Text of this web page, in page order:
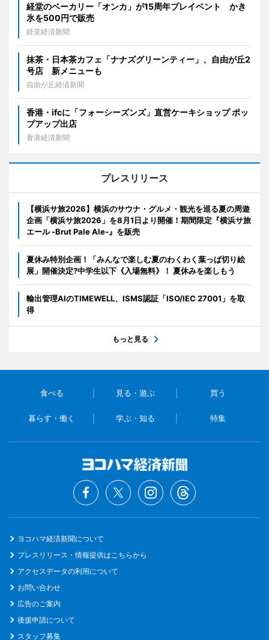
経堂のベーカリー「オンカ」が15周年プレイベント かき
氷を500円で販売
経堂経済新聞
抹茶・日本茶カフェ「ナナズグリーンティー」、自由が丘2
号店 新メニューも
自由が丘経済新聞
香港・ifcに「フォーシーズンズ」直営ケーキショップ ポッ
プアップ出店
香港経済新聞
プレスリリース
【横浜サ旅2026】横浜のサウナ・グルメ・観光を巡る夏の周遊
企画「横浜サ旅2026」を8月1日より開催！期間限定『横浜サ旅
エール -Brut Pale Ale-』を販売
夏休み特別企画！「みんなで楽しむ夏のわくわく葉っぱ切り絵
展」開催決定?中学生以下《入場無料》！ 夏休みを楽しもう
輸出管理AIのTIMEWELL、ISMS認証「ISO/IEC 27001」を取
得
もっと見る
食べる 見る・遊ぶ 買う
暮らす・働く 学ぶ・知る 特集
ヨコハマ経済新聞について
プレスリリース・情報提供はこちらから
アクセスデータの利用について
お問い合わせ
広告のご案内
後援申請について
スタッフ募集